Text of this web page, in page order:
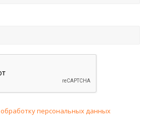
обработку персональных данных